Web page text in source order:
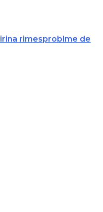
irina rimesproblme de